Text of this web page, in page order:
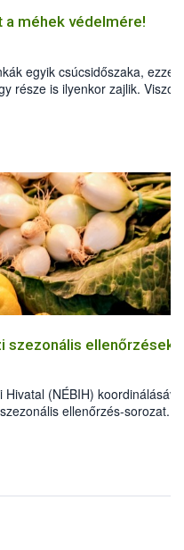
méhek védelmére!
egyik csúcsidőszaka, ezzel
része is ilyenkor zajlik. Viszont
növényeink jelentős
szezonális
(NÉBIH)
ellenőrzés-sorozat.
szűk egy hónap alatt több
figyelmeztetést és